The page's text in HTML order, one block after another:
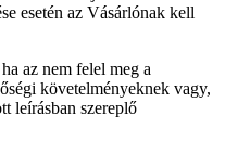
esetén az Vásárlónak kell
az nem felel meg a
követelményeknek vagy,
leírásban szereplő